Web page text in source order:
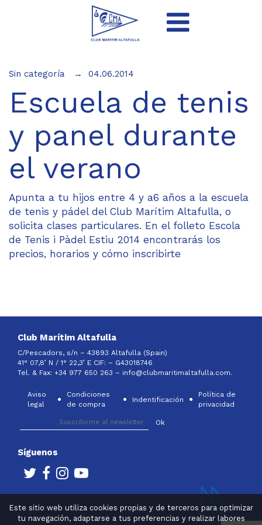
Este sitio web utiliza cookies propias y de terceros para optimizar
tu navegación, adaptarse a tus preferencias y realizar labores
Sin categoría 04.06.2014
Escuela de tenis
y panel durante
el verano
Apunta a tu hijos entre 4 y a6 años a la escuela
de tenis y pádel del Club Marítim Altafulla, o
solicita clases particulares. En el folleto Escola
de Tenis i Pàdel Estiu 2014 encontrarás los
precios, horarios y cómo inscribirte
Club Marítim Altafulla
C/Pescadors, s/n – 43893 Altafulla (Spain)
41° 07,8’ N / 1° 22,3’ E CIF: – G43018746
Tel. & Fax: +34 977 650 263 – info@clubmaritimaltafulla.com.
Aviso
legal
Condiciones
de compra
Indentificación
Política de
privacidad
Síguenos